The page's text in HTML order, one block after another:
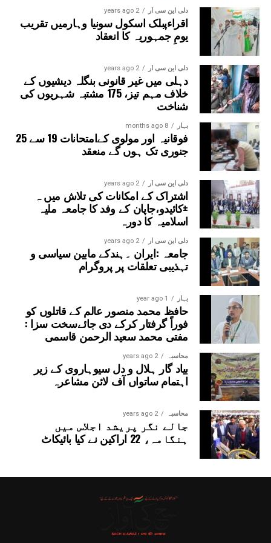
دلی این سی آر 2 years ago
اقراءپبلک اسکول سونیا وہارمیں تقریب
یومِ جمہوریہ کا انعقاد
دلی این سی آر 2 years ago
دہلی میں غیر قانونی بنگلہ دیشیوں کے
خلاف مہم تیز، 175 مشتبہ شہریوں کی
شناخت
بہار 8 months ago
فوقانیہ اور مولوی کےامتحانات 19 سے 25
جنوری تک ہوں گے منعقد
دلی این سی آر 2 years ago
اشتراک کے امکانات کی تلاش میں ہ
±کائیدو،جاپان کے وفد کا جامعہ ملیہ
اسلامیہ کا دورہ
دلی این سی آر 2 years ago
جامعہ :ایران ۔ہندکے مابین سیاسی و
تہذیبی تعلقات پر پروگرام
بہار 1 year ago
حافظ محمد منصور عالم کے قاتلوں کو
فوراً گرفتار کرکے دی جائےسخت سزا :
مفتی محمد سعید الرحمن قاسمی
محاسبہ 2 years ago
بیاد گار ہلال و دل سیوہاروی کے زیر
اہتمام ساتواں آف لائن مشاعرہ
محاسبہ 2 years ago
جالے نگر پریشد اجلاس میں
ہنگامہ، 22 اراکین نے کیا بائیکاٹ